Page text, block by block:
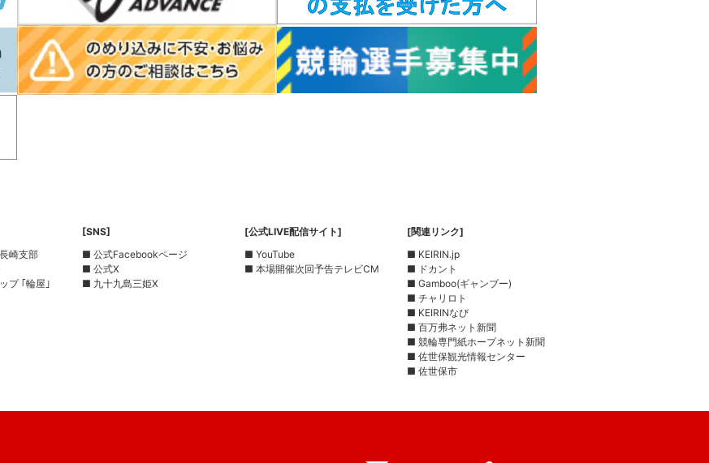
崎支部
プ ｢輪屋｣
[SNS]
■ 公式Facebookページ
■ 公式X
■ 九十九島三姫X
[公式LIVE配信サイト]
■ YouTube
■ 本場開催次回予告テレビCM
[関連リンク]
■ KEIRIN.jp
■ ドカント
■ Gamboo(ギャンブー)
■ チャリロト
■ KEIRINなび
■ 百万弗ネット新聞
■ 競輪専門紙ホープネット新聞
■ 佐世保観光情報センター
■ 佐世保市